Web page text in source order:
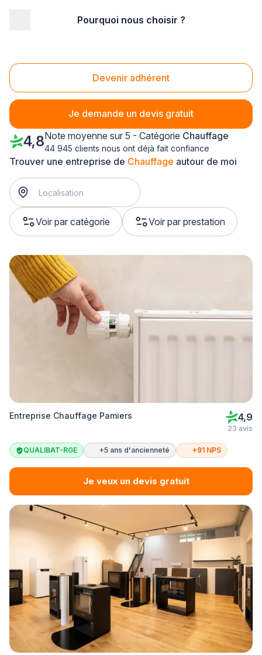
Pourquoi nous choisir ?
Devenir adhérent
Je demande un devis gratuit
Chauffage Ariège (09)
Trouver une entreprise de Chauffage autour de moi
Voir par catégorie Voir par prestation
4,8Note moyenne sur 5 - Catégorie Chauffage
44 945 clients nous ont déjà fait confiance
Entreprise Chauffage Pamiers 4,9
23 avis
QUALIBAT-RGE +5 ans d'ancienneté +91 NPS
Je veux un devis gratuit